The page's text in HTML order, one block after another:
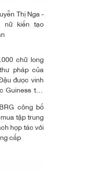
Thị Nga -
nữ kiến tạo
chữ long
pháp của
được vinh
Guiness thế
công bố
tập trung
hợp tác với
cấp